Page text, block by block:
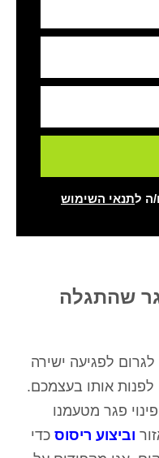
ה לתנאי השימוש
שהתגלה
לפגיעה ישירה
לפנות אותו בעצמכם.
פגר מטעמנו
וביצוע ריסוס כדי